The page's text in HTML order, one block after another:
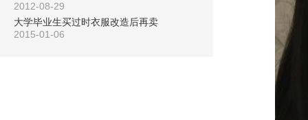
2012-08-29
大学毕业生买过时衣服改造后再卖
2015-01-06